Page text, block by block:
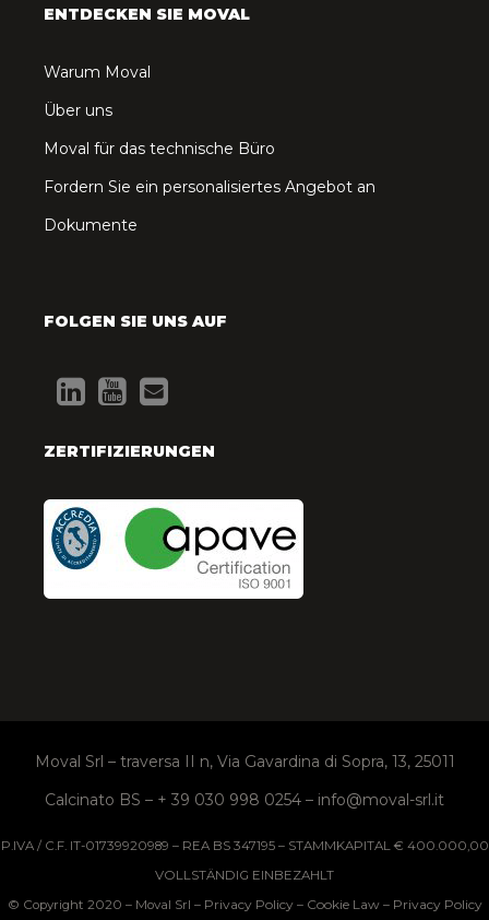
ENTDECKEN SIE MOVAL
Warum Moval
Über uns
Moval für das technische Büro
Fordern Sie ein personalisiertes Angebot an
Dokumente
FOLGEN SIE UNS AUF
ZERTIFIZIERUNGEN
Moval Srl – traversa II n, Via Gavardina di Sopra, 13, 25011
Calcinato BS – + 39 030 998 0254 – info@moval-srl.it
P.IVA / C.F. IT-01739920989 – REA BS 347195 – STAMMKAPITAL € 400.000,00
VOLLSTÄNDIG EINBEZAHLT
© Copyright 2020 – Moval Srl – Privacy Policy– Cookie Law– Privacy Policy